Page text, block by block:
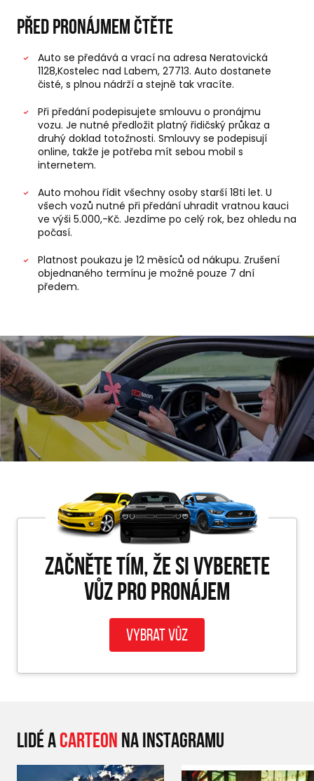
Před pronájmem čtěte
Auto se předává a vrací na adresa Neratovická
1128,Kostelec nad Labem, 27713. Auto dostanete
čisté, s plnou nádrží a stejně tak vracíte.
Při předání podepisujete smlouvu o pronájmu
vozu. Je nutné předložit platný řidičský průkaz a
druhý doklad totožnosti. Smlouvy se podepisují
online, takže je potřeba mít sebou mobil s
internetem.
Auto mohou řídit všechny osoby starší 18ti let. U
všech vozů nutné při předání uhradit vratnou kauci
ve výši 5.000,-Kč. Jezdíme po celý rok, bez ohledu na
počasí.
Platnost poukazu je 12 měsíců od nákupu. Zrušení
objednaného termínu je možné pouze 7 dní
předem.
Začněte tím, že si vyberete
vůz pro PRONÁJEM
Vybrat vůz
LIDÉ ACARTEON NA INSTAGRAMU